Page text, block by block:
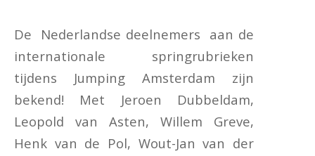
De Nederlandse deelnemers aan de
internationale springrubrieken
tijdens Jumping Amsterdam zijn
bekend! Met Jeroen Dubbeldam,
Leopold van Asten, Willem Greve,
Henk van de Pol, Wout-Jan van der